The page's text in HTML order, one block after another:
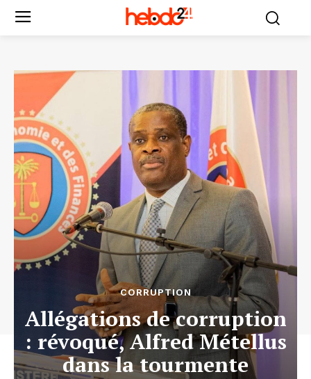
CORRUPTION
Allégations de corruption
: révoqué, Alfred Métellus
dans la tourmente